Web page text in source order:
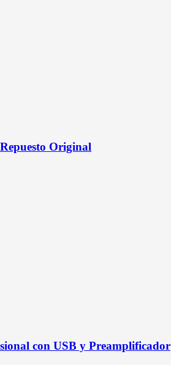
Original
con USB y Preamplificador